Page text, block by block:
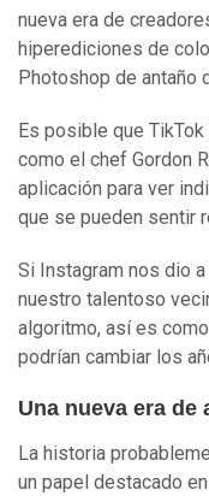
nueva era de
hiperediciones de
Photoshop de antaño
Es posible que
como el chef Gordon
aplicación para ver
que se pueden sentir
Si Instagram nos dio
nuestro talentoso
algoritmo, así es
podrían cambiar los
Una nueva era de
La historia
un papel destacado